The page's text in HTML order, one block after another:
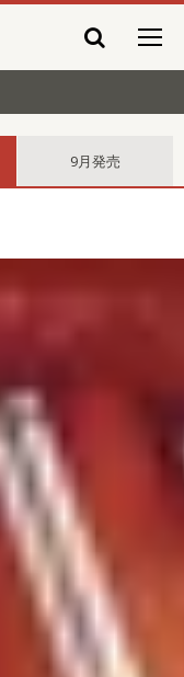
9月発売